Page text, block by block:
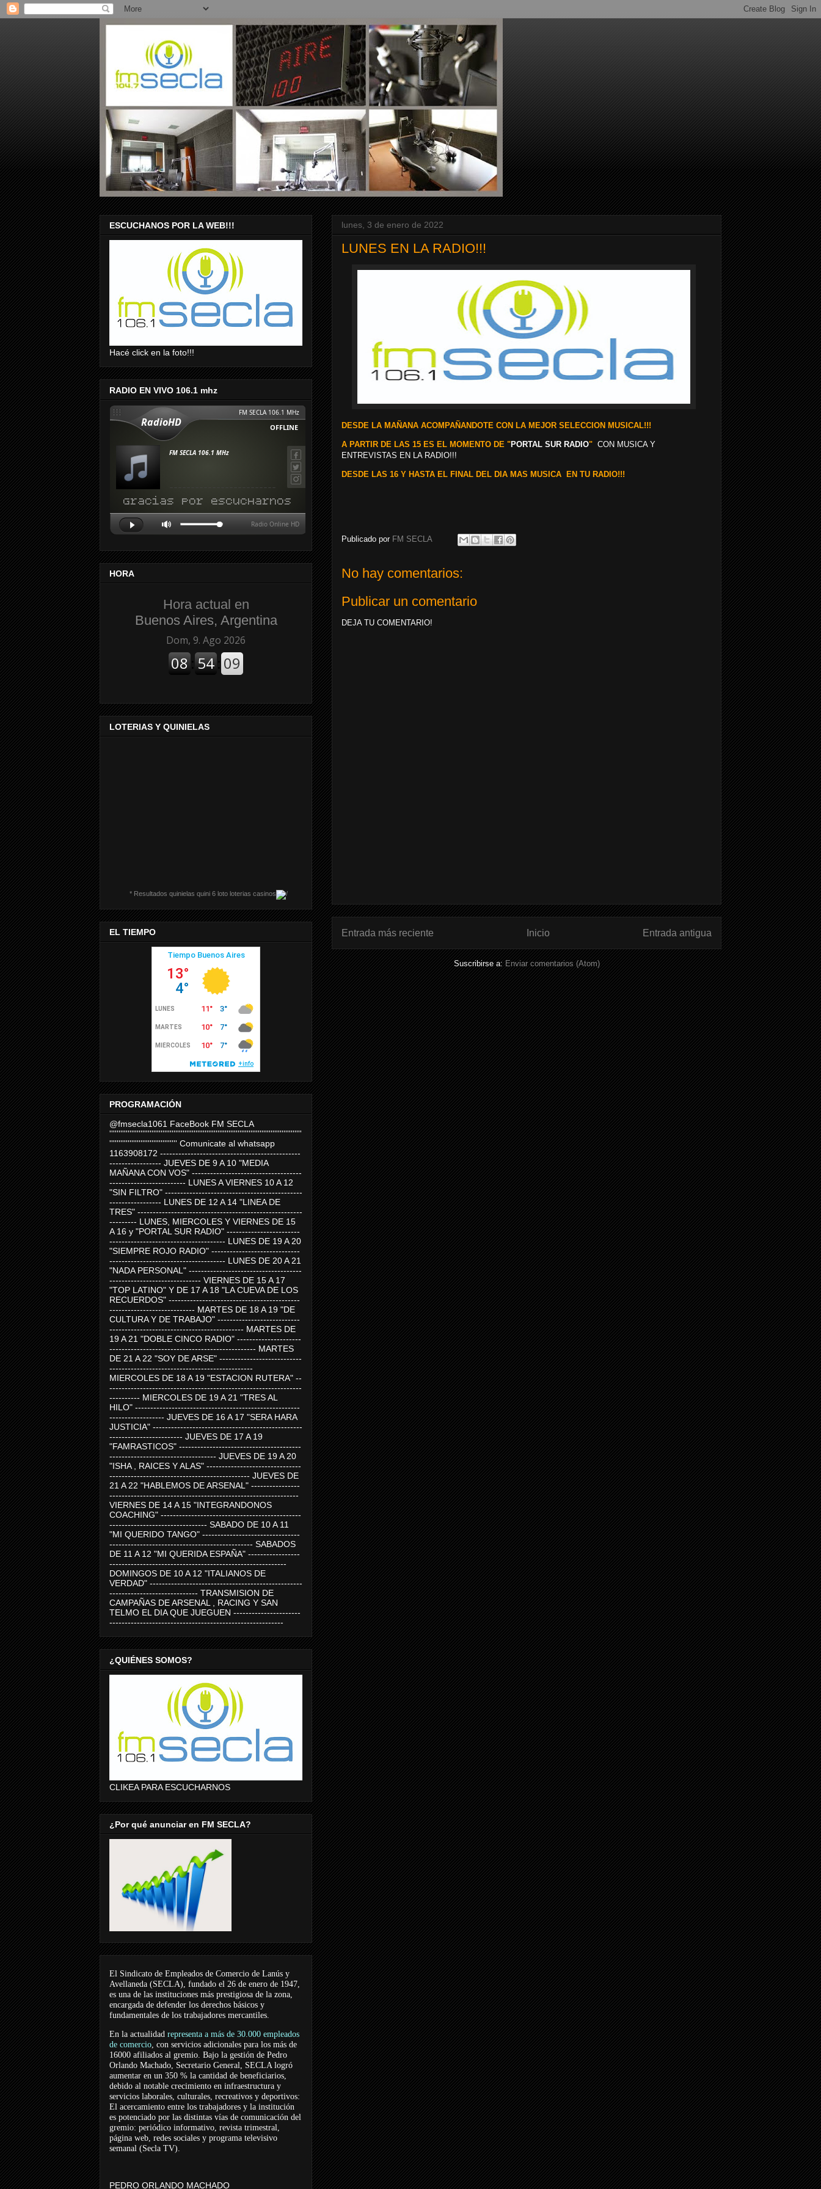
lunes, 3 de enero de 2022
LUNES EN LA RADIO!!!
DESDE LA MAÑANA ACOMPAÑANDOTE CON LA MEJOR SELECCION MUSICAL!!!
A PARTIR DE LAS 15 ES EL MOMENTO DE "PORTAL SUR RADIO" CON MUSICA Y
ENTREVISTAS EN LA RADIO!!!
DESDE LAS 16 Y HASTA EL FINAL DEL DIA MAS MUSICA EN TU RADIO!!!
Publicado por FM SECLA
No hay comentarios:
Publicar un comentario
DEJA TU COMENTARIO!
Entrada más reciente Entrada antigua
Inicio
Suscribirse a: Enviar comentarios (Atom)
ESCUCHANOS POR LA WEB!!!
Hacé click en la foto!!!
RADIO EN VIVO 106.1 mhz
HORA
Hora actual en
Buenos Aires, Argentina
LOTERIAS Y QUINIELAS
* Resultados quinielas quini 6 loto loterias casinos
EL TIEMPO
PROGRAMACIÓN
@fmsecla1061 FaceBook FM SECLA
'''''''''''''''''''''''''''''''''''''''''''''''''''''''''''''''''''''''''''''''''''''''''''''''''''''''''
''''''''''''''''''''''''''''''''''''' Comunicate al whatsapp
1163908172 ----------------------------------------------
----------------- JUEVES DE 9 A 10 "MEDIA
MAÑANA CON VOS" ------------------------------------
------------------------- LUNES A VIERNES 10 A 12
"SIN FILTRO" ---------------------------------------------
----------------- LUNES DE 12 A 14 "LINEA DE
TRES" ------------------------------------------------------
--------- LUNES, MIERCOLES Y VIERNES DE 15
A 16 y "PORTAL SUR RADIO" ------------------------
-------------------------------------- LUNES DE 19 A 20
"SIEMPRE ROJO RADIO" -----------------------------
-------------------------------------- LUNES DE 20 A 21
"NADA PERSONAL" -------------------------------------
------------------------------ VIERNES DE 15 A 17
"TOP LATINO" Y DE 17 A 18 "LA CUEVA DE LOS
RECUERDOS" -------------------------------------------
---------------------------- MARTES DE 18 A 19 "DE
CULTURA Y DE TRABAJO" ---------------------------
-------------------------------------------- MARTES DE
19 A 21 "DOBLE CINCO RADIO" ---------------------
------------------------------------------------ MARTES
DE 21 A 22 "SOY DE ARSE" ---------------------------
-----------------------------------------------
MIERCOLES DE 18 A 19 "ESTACION RUTERA" --
---------------------------------------------------------------
---------- MIERCOLES DE 19 A 21 "TRES AL
HILO" ------------------------------------------------------
------------------ JUEVES DE 16 A 17 "SERA HARA
JUSTICIA" -------------------------------------------------
------------------------ JUEVES DE 17 A 19
"FAMRASTICOS" ----------------------------------------
----------------------------------- JUEVES DE 19 A 20
"ISHA , RAICES Y ALAS" -------------------------------
---------------------------------------------- JUEVES DE
21 A 22 "HABLEMOS DE ARSENAL" ----------------
--------------------------------------------------------------
VIERNES DE 14 A 15 "INTEGRANDONOS
COACHING" ----------------------------------------------
-------------------------------- SABADO DE 10 A 11
"MI QUERIDO TANGO" --------------------------------
----------------------------------------------- SABADOS
DE 11 A 12 "MI QUERIDA ESPAÑA" -----------------
----------------------------------------------------------
DOMINGOS DE 10 A 12 "ITALIANOS DE
VERDAD" --------------------------------------------------
----------------------------- TRANSMISION DE
CAMPAÑAS DE ARSENAL , RACING Y SAN
TELMO EL DIA QUE JUEGUEN ----------------------
---------------------------------------------------------
¿QUIÉNES SOMOS?
CLIKEA PARA ESCUCHARNOS
¿Por qué anunciar en FM SECLA?
El Sindicato de Empleados de Comercio de Lanús y
Avellaneda (SECLA), fundado el 26 de enero de 1947,
es una de las instituciones más prestigiosa de la zona,
encargada de defender los derechos básicos y
fundamentales de los trabajadores mercantiles.
En la actualidad representa a más de 30.000 empleados
de comercio, con servicios adicionales para los más de
16000 afiliados al gremio. Bajo la gestión de Pedro
Orlando Machado, Secretario General, SECLA logró
aumentar en un 350 % la cantidad de beneficiarios,
debido al notable crecimiento en infraestructura y
servicios laborales, culturales, recreativos y deportivos:
El acercamiento entre los trabajadores y la institución
es potenciado por las distintas vías de comunicación del
gremio: periódico informativo, revista trimestral,
página web, redes sociales y programa televisivo
semanal (Secla TV).
PEDRO ORLANDO MACHADO